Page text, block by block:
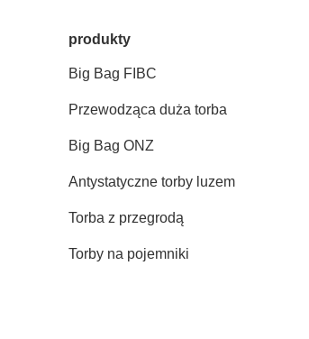
produkty
Big Bag FIBC
Przewodząca duża torba
Big Bag ONZ
Antystatyczne torby luzem
Torba z przegrodą
Torby na pojemniki